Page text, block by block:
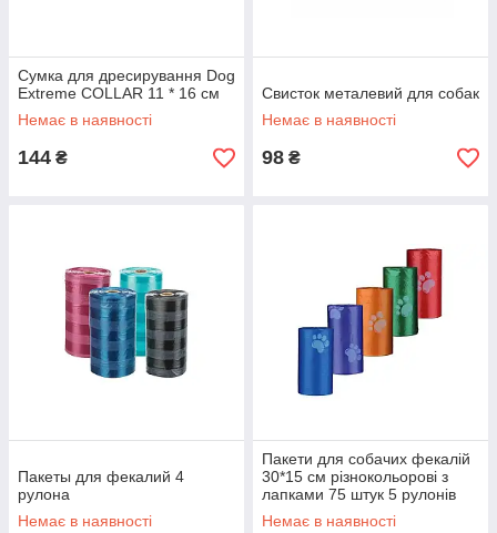
Сумка для дресирування Dog
Extreme COLLAR 11 * 16 см
Немає в наявності
144 ₴
Свисток металевий для собак
Немає в наявності
98 ₴
Пакеты для фекалий 4
рулона
Немає в наявності
Пакети для собачих фекалій
30*15 см різнокольорові з
лапками 75 штук 5 рулонів
Lucky Fox
Немає в наявності